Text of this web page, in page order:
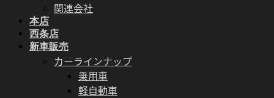
関連会社
本店
西条店
新車販売
カーラインナップ
乗用車
軽自動車